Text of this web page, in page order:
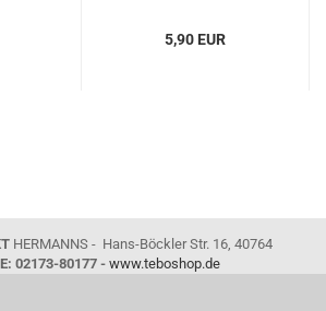
5,90 EUR
HERMANNS - Hans-Böckler Str. 16, 40764
02173-80177 - www.teboshop.de